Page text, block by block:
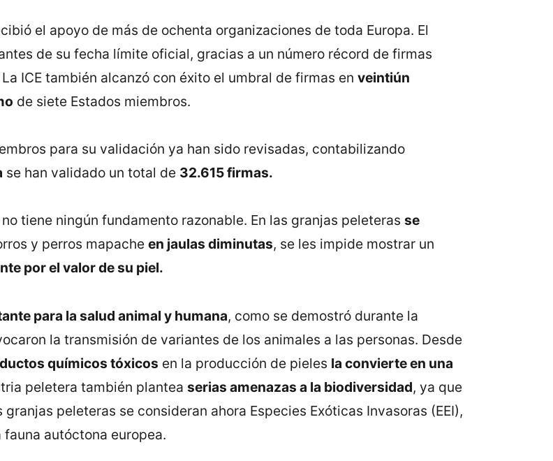
el apoyo de más de ochenta organizaciones de toda Europa. El
de su fecha límite oficial, gracias a un número récord de firmas
La ICE también alcanzó con éxito el umbral de firmas en veintiún
de siete Estados miembros.
para su validación ya han sido revisadas, contabilizando
se han validado un total de 32.615 firmas.
tiene ningún fundamento razonable. En las granjas peleteras se
y perros mapache en jaulas diminutas, se les impide mostrar un
por el valor de su piel.
para la salud animal y humana, como se demostró durante la
la transmisión de variantes de los animales a las personas. Desde
químicos tóxicos en la producción de pieles la convierte en una
peletera también plantea serias amenazas a la biodiversidad, ya que
peleteras se consideran ahora Especies Exóticas Invasoras (EEI),
autóctona europea.